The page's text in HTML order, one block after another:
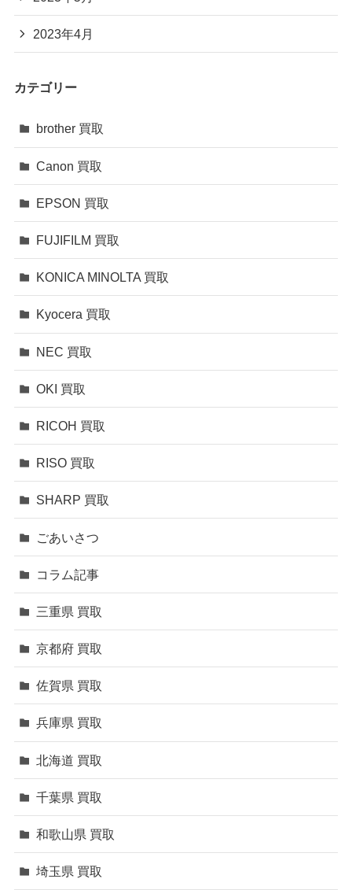
2023年4月
カテゴリー
brother 買取
Canon 買取
EPSON 買取
FUJIFILM 買取
KONICA MINOLTA 買取
Kyocera 買取
NEC 買取
OKI 買取
RICOH 買取
RISO 買取
SHARP 買取
ごあいさつ
コラム記事
三重県 買取
京都府 買取
佐賀県 買取
兵庫県 買取
北海道 買取
千葉県 買取
和歌山県 買取
埼玉県 買取